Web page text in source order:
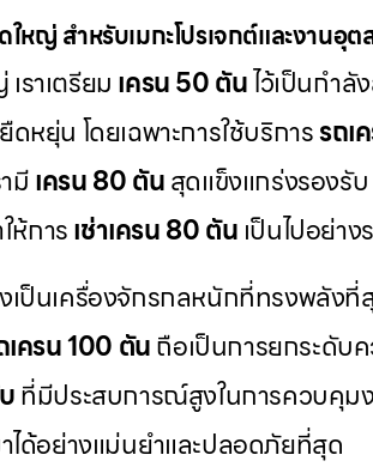
ใหญ่ สำหรับเมกะโปรเจกต์และงานอุ
ราเตรียม เครน 50 ตันไว้เป็นกำ
ดหยุ่น โดยเฉพาะการใช้บริการรถเ
มีเครน 80 ตันสุดแข็งแกร่งรองรั
ห้การเช่าเครน 80 ตัน เป็นไปอย่า
เป็นเครื่องจักรกลหนักที่ทรงพลังที่
เครน 100 ตันถือเป็นการยกระดับ
ที่มีประสบการณ์สูงในการควบคุม
ได้อย่างแม่นยำและปลอดภัยที่สุด